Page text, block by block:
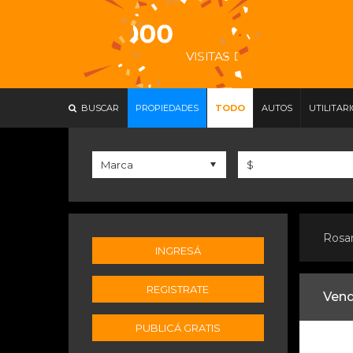
BUSCAR PROPIEDADES TODO AUTOS
INGRESÁ
REGISTRATE
PUBLICÁ GRATIS